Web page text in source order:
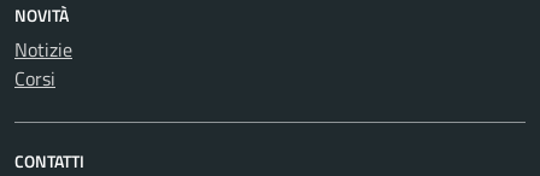
NOVITÀ
Notizie
Corsi
CONTATTI